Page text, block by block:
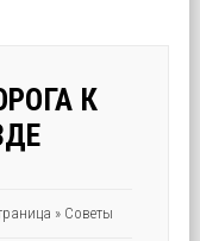
К
» Советы